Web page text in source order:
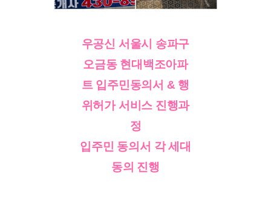
우공신 서울시 송파구
오금동 현대백조아파
트 입주민동의서 & 행
위허가 서비스 진행과
정
입주민 동의서 각 세대
동의 진행